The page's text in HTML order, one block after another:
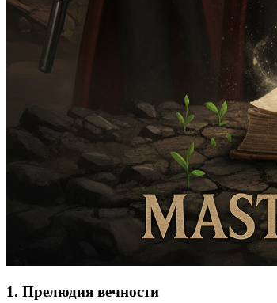
1. Прелюдия вечности